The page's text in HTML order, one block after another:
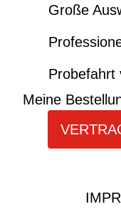
Große
Probefahrt
Meine